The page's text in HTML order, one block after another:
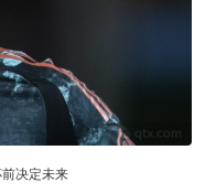
决定未来